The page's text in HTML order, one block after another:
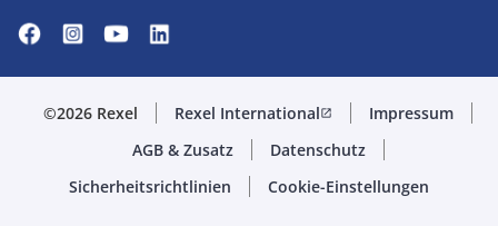
©2026 Rexel Rexel Internationalopen_in_new
Impressum
AGB & Zusatz
Datenschutz
Sicherheitsrichtlinien
Cookie-Einstellungen